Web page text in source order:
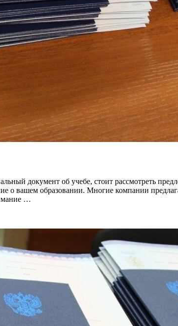
документ об учебе, стоит рассмотреть
о вашем образовании. Многие компании
…